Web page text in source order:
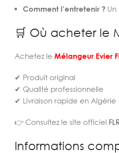
Comment l’entretenir ?
🛒 Où acheter le
Achetez le Mélangeur Evier
✔ Produit original
✔ Qualité professionnelle
✔ Livraison rapide en Algérie
👉 Consultez le site officiel FLR
Informations